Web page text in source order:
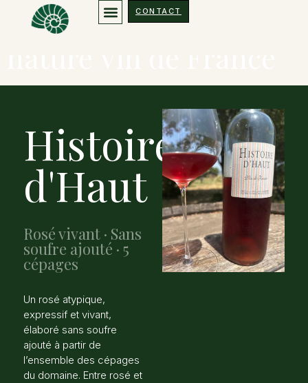
CONTACT
Histoire d’Haut – Rosé
Histoire
d'Haut
Rosé vivant · Sans
soufre ajouté · 5
cépages
Un rosé atypique,
expressif et vivant,
élaboré sans soufre
ajouté à partir de
l’ensemble des cépages
du domaine. Entre rosé et